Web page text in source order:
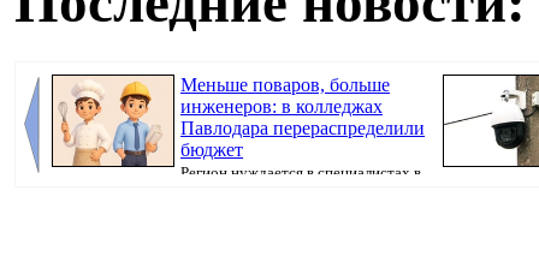
Меньше поваров, больше
инженеров: в колледжах
Павлодара перераспределили
бюджет
Регион нуждается в специалистах в